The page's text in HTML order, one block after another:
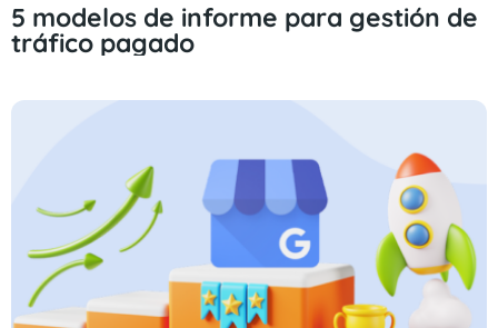
5 modelos de informe para gestión de
tráfico pagado